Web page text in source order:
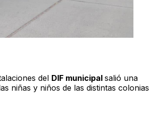
del DIF municipal salió una
niñas y niños de las distintas colonias